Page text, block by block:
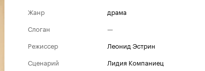
Жанр
драма
Слоган
—
Режиссер
Леонид Эстрин
Сценарий
Лидия Компаниец